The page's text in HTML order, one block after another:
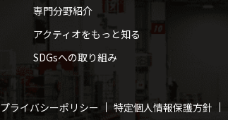
専門分野紹介
アクティオをもっと知る
SDGsへの取り組み
プライバシーポリシー 特定個人情報保護方針